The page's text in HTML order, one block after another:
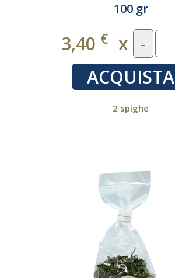
100 gr
3,40 € x -
ACQUISTA
2 spighe